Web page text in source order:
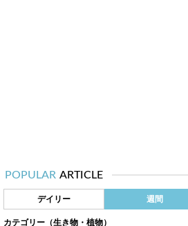
POPULAR ARTICLE
デイリー 週間
カテゴリー（生き物・植物）